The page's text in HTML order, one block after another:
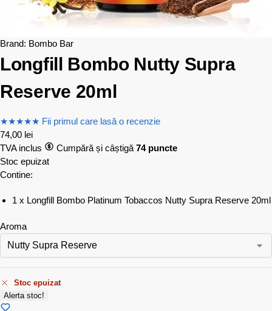
Brand: Bombo Bar
Longfill Bombo Nutty Supra
Reserve 20ml
★★★★★ Fii primul care lasă o recenzie
74,00 lei
TVA inclus
Cumpără și câștigă 74 puncte
Stoc epuizat
Contine:
1 x Longfill Bombo Platinum Tobaccos Nutty Supra Reserve 20ml
Aroma
Stoc epuizat
Alerta stoc!